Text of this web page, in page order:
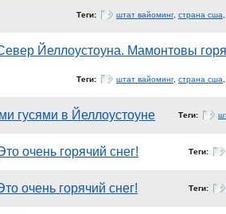
Теги: штат вайоминг, страна сша
Йеллоустоуна. Мамонтовы
Теги: штат вайоминг, страна сша
гусями в Йеллоустоуне Теги:
очень горячий снег! Теги:
очень горячий снег! Теги: